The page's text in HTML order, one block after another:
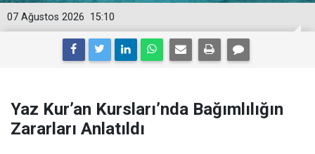
15:10
07 Ağustos 2026
Yaz Kur’an Kursları’nda Bağımlılığın
Zararları Anlatıldı